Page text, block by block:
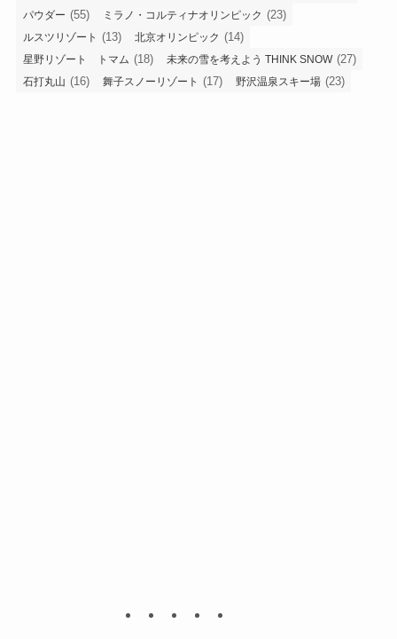
パウダー (55) ミラノ・コルティナオリンピック (23)
ルスツリゾート (13) 北京オリンピック (14)
星野リゾート トマム (18) 未来の雪を考えよう THINK SNOW(27)
石打丸山 (16) 舞子スノーリゾート (17) 野沢温泉スキー場 (23)